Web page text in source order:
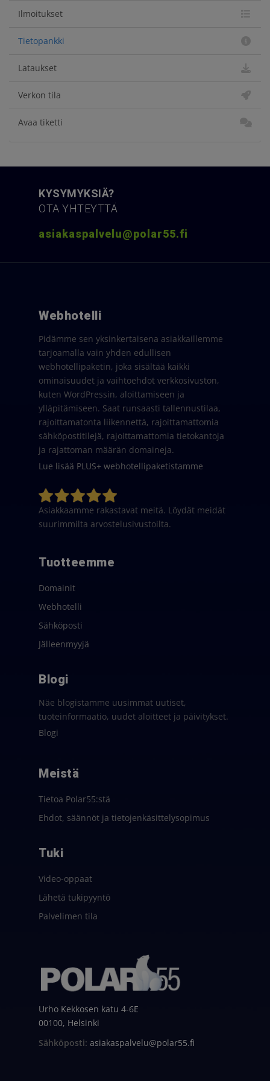
Ilmoitukset
Tietopankki
Lataukset
Verkon tila
Avaa tiketti
KYSYMYKSIÄ?
OTA YHTEYTTÄ
asiakaspalvelu@polar55.fi
Webhotelli
Pidämme sen yksinkertaisena asiakkaillemme
tarjoamalla vain yhden edullisen
webhotellipaketin, joka sisältää kaikki
ominaisuudet ja vaihtoehdot verkkosivuston,
kuten WordPressin, aloittamiseen ja
ylläpitämiseen. Saat runsaasti tallennustilaa,
rajoittamatonta liikennettä, rajoittamattomia
sähköpostitilejä, rajoittamattomia tietokantoja
ja rajattoman määrän domaineja.
Lue lisää PLUS+ webhotellipaketistamme
Asiakkaamme rakastavat meitä. Löydät meidät
suurimmilta arvostelusivustoilta.
Tuotteemme
Domainit
Webhotelli
Sähköposti
Jälleenmyyjä
Blogi
Näe blogistamme uusimmat uutiset,
tuoteinformaatio, uudet aloitteet ja päivitykset.
Blogi
Meistä
Tietoa Polar55:stä
Ehdot, säännöt ja tietojenkäsittelysopimus
Tuki
Video-oppaat
Lähetä tukipyyntö
Palvelimen tila
Urho Kekkosen katu 4-6E
00100, Helsinki
Sähköposti: asiakaspalvelu@polar55.fi